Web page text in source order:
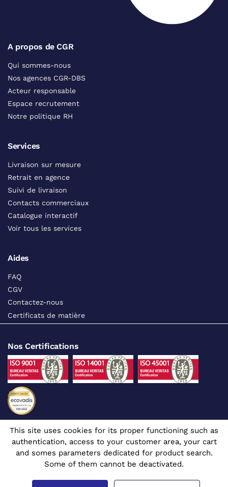
A propos de CGR
Qui sommes-nous
Nos agences CGR-DBS
Acteur responsable
Espace recrutement
Notre politique RH
Services
Livraison sur mesure
Retrait en agence
Suivi de livraison
Contacts commerciaux
Catalogue interactif
Voir tous les services
Aides
FAQ
CGV
Contactez-nous
Certificats de matière
Nos Certifications
Suivez-nous sur les réseaux sociaux
This site uses cookies for its proper functioning such as
authentication, access to your customer area, your cart
and somes parameters dedicated for product search.
Some of them cannot be deactivated.